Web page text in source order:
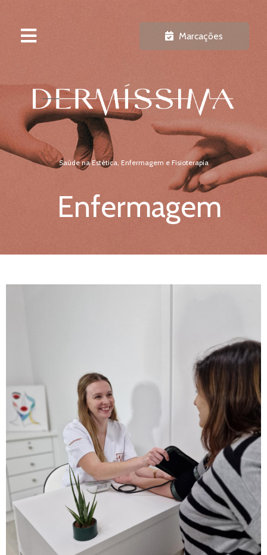
Marcações
Saúde na Estética, Enfermagem e Fisioterapia
Enfermagem